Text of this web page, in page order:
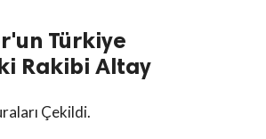
Türkiye
Rakibi Altay
Çekildi.